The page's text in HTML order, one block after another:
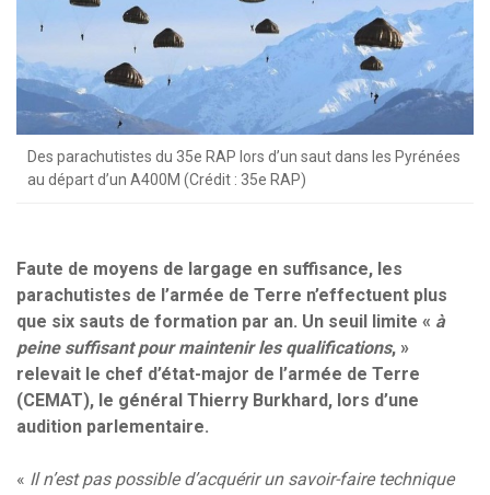
Des parachutistes du 35e RAP lors d’un saut dans les Pyrénées
au départ d’un A400M (Crédit : 35e RAP)
Faute de moyens de largage en suffisance, les
parachutistes de l’armée de Terre n’effectuent plus
que six sauts de formation par an. Un seuil limite « à
peine suffisant pour maintenir les qualifications, »
relevait le chef d’état-major de l’armée de Terre
(CEMAT), le général Thierry Burkhard, lors d’une
audition parlementaire.
« Il n’est pas possible d’acquérir un savoir-faire technique